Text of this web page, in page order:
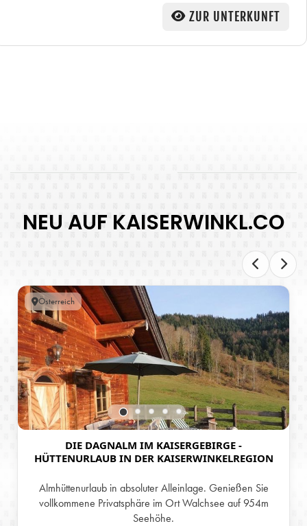
ZUR UNTERKUNFT
NEU AUF KAISERWINKL.CO
Österreich
DIE DAGNALM IM KAISERGEBIRGE -
HÜTTENURLAUB IN DER KAISERWINKELREGION
Almhüttenurlaub in absoluter Alleinlage. Genießen Sie
vollkommene Privatsphäre im Ort Walchsee auf 954m
Seehöhe.